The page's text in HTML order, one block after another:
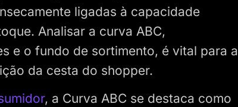
ligadas à capacidade
Analisar a curva ABC,
e o fundo de sortimento, é vital para a
da cesta do shopper.
, a Curva ABC se destaca como